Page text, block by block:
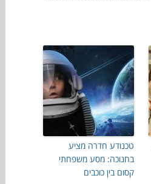
טכנודע חדרה מציע
בחנוכה: מסע משפחתי
קסום בין כוכבים